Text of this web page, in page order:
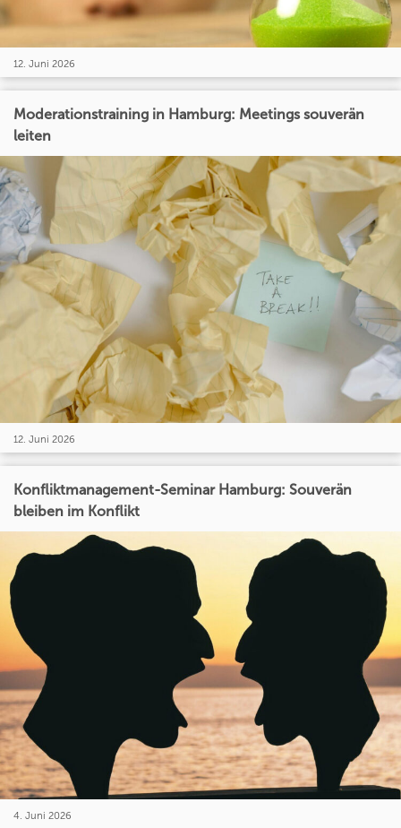
12. Juni 2026
Moderationstraining in Hamburg: Meetings souverän
leiten
12. Juni 2026
Konfliktmanagement-Seminar Hamburg: Souverän
bleiben im Konflikt
4. Juni 2026